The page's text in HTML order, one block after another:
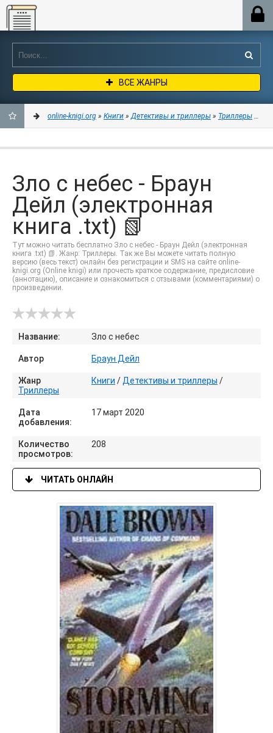
Online-knigi.org
ВСЕ ЖАНРЫ
ЗАКЛАДКИ
online-knigi.org » Книги »Детективы и триллеры » Триллеры »
Зло с небес - Браун
Дейл (электронная
книга .txt) 📗
Тут можно читать бесплатно Зло с небес - Браун Дейл (электронная
книга .txt) 📗. Жанр: Триллеры. Так же Вы можете читать полную
версию (весь текст) онлайн без регистрации и SMS на сайте online-
knigi.org (Online knigi) или прочесть краткое содержание, предисловие
(аннотацию), описание и ознакомиться с отзывами (комментариями) о
произведении.
Название: Зло с небес
Автор Браун Дейл
Жанр Книги / Детективы и триллеры /
Триллеры
Дата
добавления:
17 март 2020
Количество
просмотров:
208
ЧИТАТЬ ОНЛАЙН